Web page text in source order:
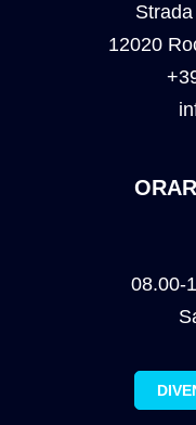
12020
08.00-